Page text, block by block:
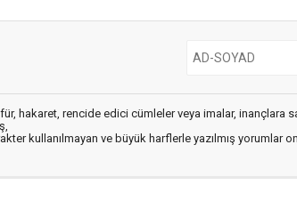
hakaret, rencide edici cümleler veya imalar, inançlara
kullanılmayan ve büyük harflerle yazılmış yorumlar